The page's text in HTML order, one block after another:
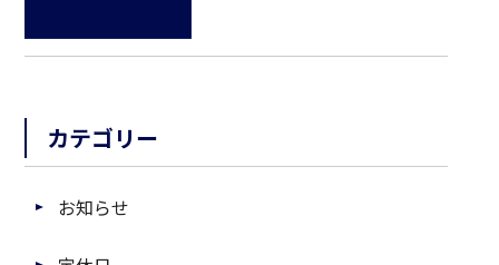
カテゴリー
お知らせ